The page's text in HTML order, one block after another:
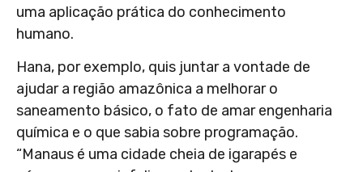
uma aplicação prática do conhecimento
humano.
Hana, por exemplo, quis juntar a vontade de
ajudar a região amazônica a melhorar o
saneamento básico, o fato de amar engenharia
química e o que sabia sobre programação.
“Manaus é uma cidade cheia de igarapés e